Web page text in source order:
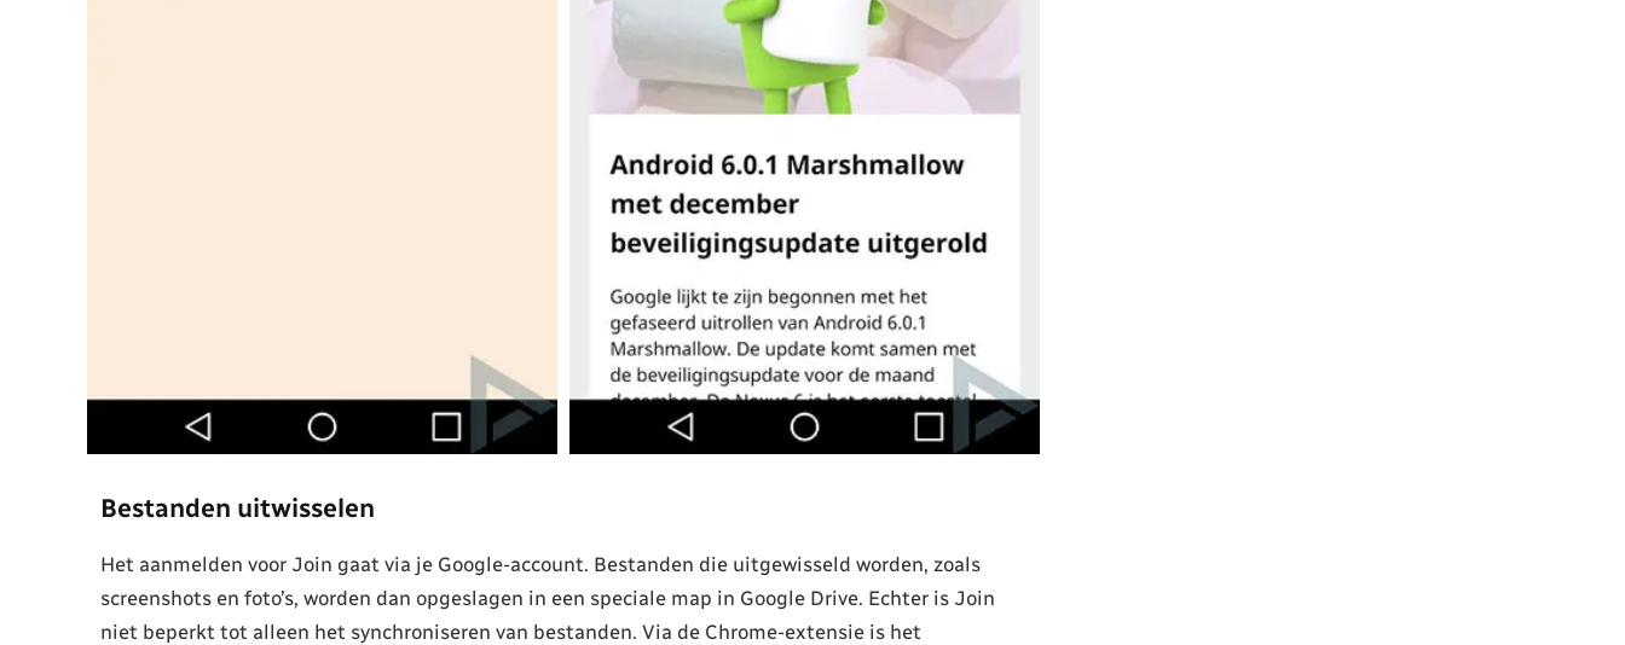
Bestanden uitwisselen
Het aanmelden voor Join gaat via je Google-account. Bestanden die uitgewisseld worden, zoals
screenshots en foto’s, worden dan opgeslagen in een speciale map in Google Drive. Echter is Join
niet beperkt tot alleen het synchroniseren van bestanden. Via de Chrome-extensie is het